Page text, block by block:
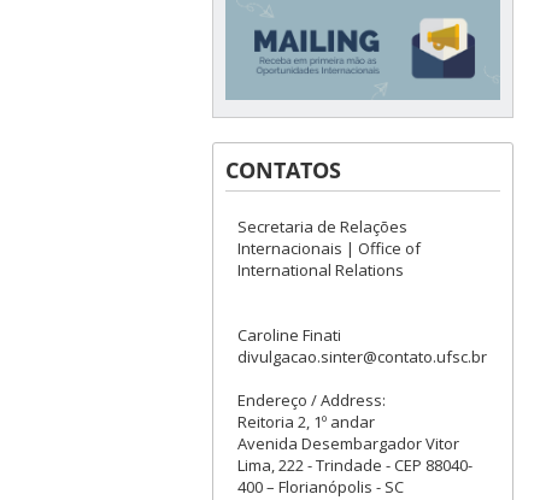
CONTATOS
Secretaria de Relações
Internacionais | Office of
International Relations
Caroline Finati
divulgacao.sinter@contato.ufsc.br
Endereço / Address:
Reitoria 2, 1º andar
Avenida Desembargador Vitor
Lima, 222 - Trindade - CEP 88040-
400 – Florianópolis - SC